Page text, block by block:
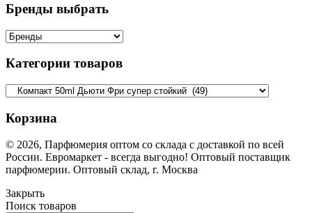
Бренды выбрать
Категории товаров
Корзина
© 2026, Парфюмерия оптом со склада с доставкой по всей
России. Евромаркет - всегда выгодно! Оптовый поставщик
парфюмерии. Оптовый склад, г. Москва
Закрыть
Поиск товаров